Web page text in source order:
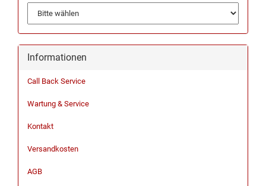
Informationen
Call Back Service
Wartung & Service
Kontakt
Versandkosten
AGB